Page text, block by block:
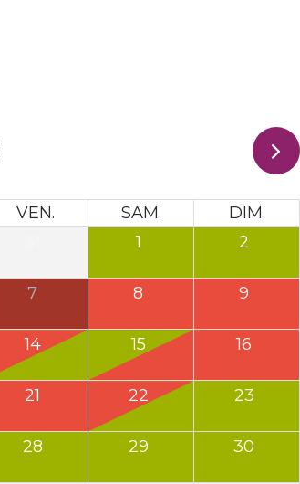
VEN. SAM.
DIM.
1 2
7 8 9
14 15 16
21 22 23
28 29 30